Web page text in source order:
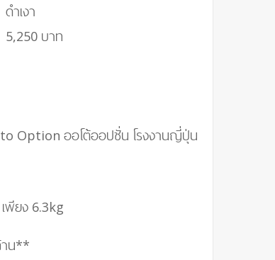
ดำเงา
5,250 บาท
Option ออโต้ออปชั่น โรงงานญี่ปุ่น
พียง 6.3kg
าน**